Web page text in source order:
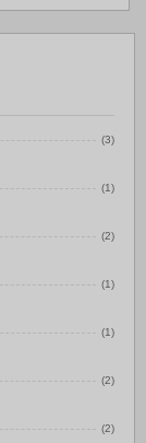
(3)
(1)
(2)
(1)
(1)
(2)
(2)